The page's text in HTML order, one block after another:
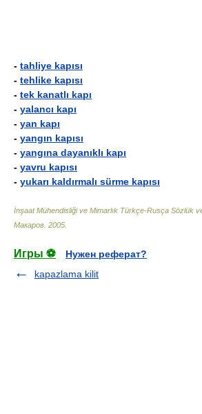
- tahliye kapısı
- tehlike kapısı
- tek kanatlı kapı
- yalancı kapı
- yan kapı
- yangın kapısı
- yangına dayanıklı kapı
- yavru kapısı
- yukarı kaldırmalı sürme kapısı
İnşaat Mühendisliği ve Mimarlık Türkçe-Rusça Sözlük
Макаров 2005
Игры ⚽
Нужен реферат?
kapazlama kilit